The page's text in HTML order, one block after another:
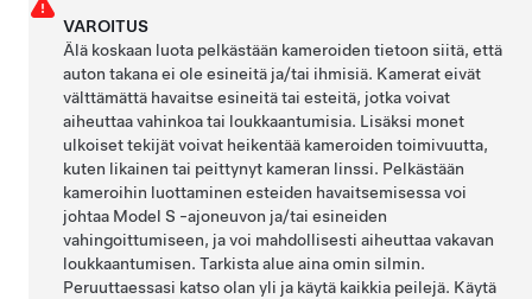
VAROITUS
Älä koskaan luota pelkästään kameroiden tietoon siitä, että
auton takana ei ole esineitä ja/tai ihmisiä. Kamerat eivät
välttämättä havaitse esineitä tai esteitä, jotka voivat
aiheuttaa vahinkoa tai loukkaantumisia. Lisäksi monet
ulkoiset tekijät voivat heikentää kameroiden toimivuutta,
kuten likainen tai peittynyt kameran linssi. Pelkästään
kameroihin luottaminen esteiden havaitsemisessa voi
johtaa Model S -ajoneuvon ja/tai esineiden
vahingoittumiseen, ja voi mahdollisesti aiheuttaa vakavan
loukkaantumisen. Tarkista alue aina omin silmin.
Peruuttaessasi katso olan yli ja käytä kaikkia peilejä. Käytä